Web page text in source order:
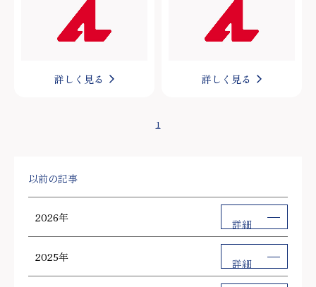
詳しく見る 詳しく見る
1
以前の記事
2026年 詳細
2025年 詳細